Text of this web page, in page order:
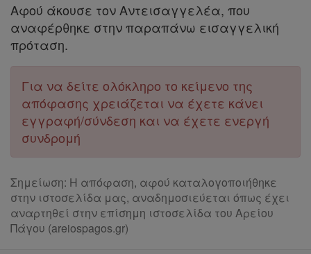
Αφού άκουσε τον Αντεισαγγελέα, που
αναφέρθηκε στην παραπάνω εισαγγελική
πρόταση.
Για να δείτε ολόκληρο το κείμενο της
απόφασης χρειάζεται να έχετε κάνει
εγγραφή/σύνδεση και να έχετε ενεργή
συνδρομή
Σημείωση: Η απόφαση, αφού καταλογοποιήθηκε
στην ιστοσελίδα μας, αναδημοσιεύεται όπως έχει
αναρτηθεί στην επίσημη ιστοσελίδα του Αρείου
Πάγου (areiospagos.gr)